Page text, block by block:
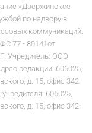
«Дзержинское
по надзору в
коммуникаций.
77 - 80141от
Учредитель: ООО
редакции: 606025,
д. 15, офис 342
606025,
д. 15, офис 342.